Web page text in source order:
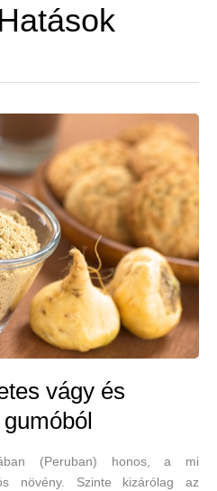
vágy és
(Peruban) honos, a mi
növény. Szinte kizárólag az